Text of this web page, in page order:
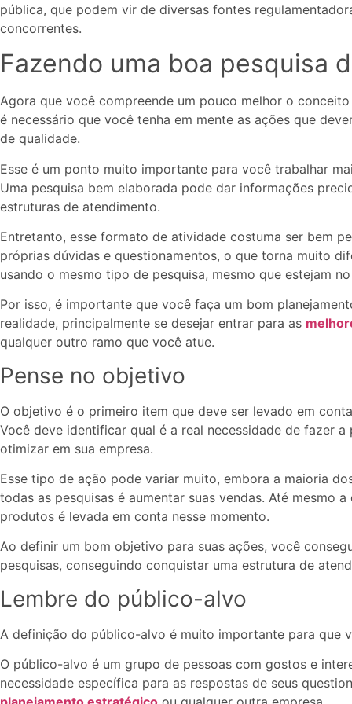
pública, que podem vir de diversas fontes
concorrentes.
Fazendo uma boa pesquisa
Agora que você compreende um pouco melhor o
é necessário que você tenha em mente as ações que
de qualidade.
Esse é um ponto muito importante para você trabalhar
Uma pesquisa bem elaborada pode dar informações
estruturas de atendimento.
Entretanto, esse formato de atividade costuma ser bem
próprias dúvidas e questionamentos, o que torna muito
usando o mesmo tipo de pesquisa, mesmo que estejam
Por isso, é importante que você faça um bom
realidade, principalmente se desejar entrar para as
qualquer outro ramo que você atue.
Pense no objetivo
O objetivo é o primeiro item que deve ser levado em
Você deve identificar qual é a real necessidade de fazer
otimizar em sua empresa.
Esse tipo de ação pode variar muito, embora a maioria
todas as pesquisas é aumentar suas vendas. Até mesmo
produtos é levada em conta nesse momento.
Ao definir um bom objetivo para suas ações, você
pesquisas, conseguindo conquistar uma estrutura de
Lembre do público-alvo
A definição do público-alvo é muito importante para que
O público-alvo é um grupo de pessoas com gostos e
necessidade específica para as respostas de seus